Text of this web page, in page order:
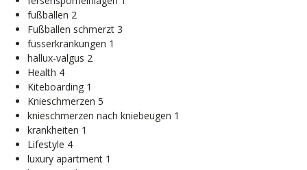
fußballen 2
Fußballen schmerzt 3
fusserkrankungen 1
hallux-valgus 2
Health 4
Kiteboarding 1
Knieschmerzen 5
knieschmerzen nach kniebeugen 1
krankheiten 1
Lifestyle 4
luxury apartment 1